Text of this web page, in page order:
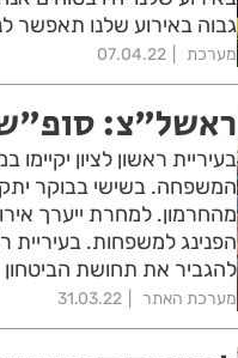
גבוה באירוע שלנו תאפשר
מערכת 07.04.22
ראשל"צ:
בעיריית ראשון לציון
המשפחה. בשישי בבוקר
מהחרמון. למחרת ייערך
הפנינג למשפחות. בעיריית
להגביר את תחושת הביטחון
מערכת האתר 31.03.22